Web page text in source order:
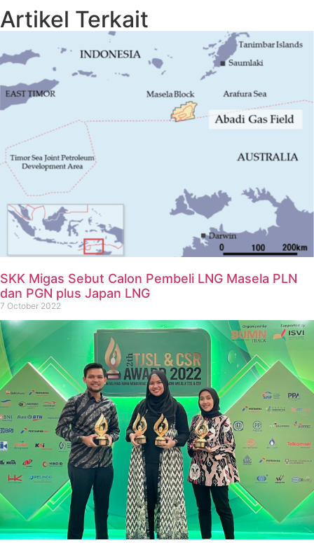
Artikel Terkait
SKK Migas Sebut Calon Pembeli LNG Masela PLN
dan PGN plus Japan LNG
7 October 2022